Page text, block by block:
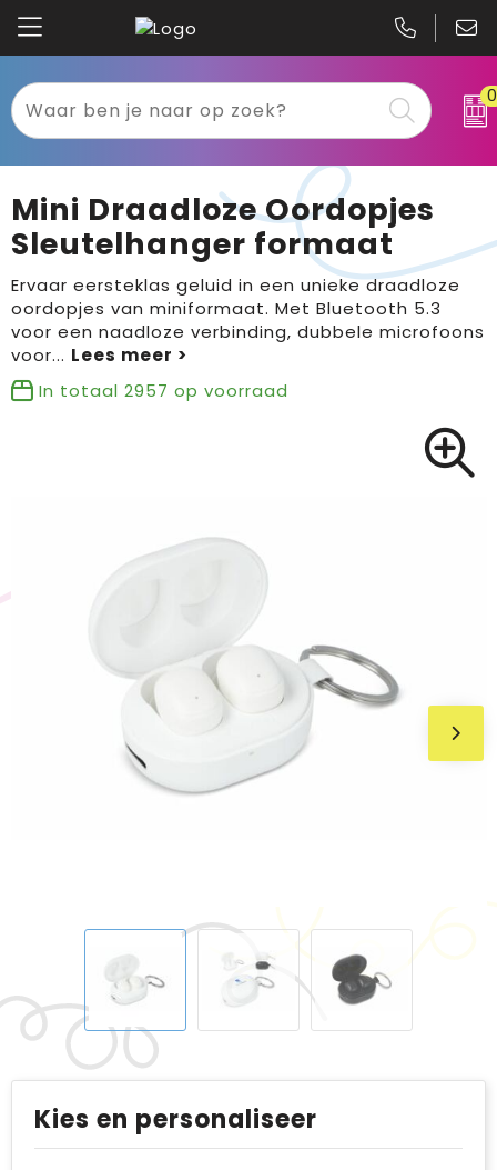
0
Textiel
Werkkleding
Sport
Tassen
Bloemen, planten en bomen
Kariban
B&C
Gildan
Clique
Printer
Mini Draadloze Oordopjes
Sleutelhanger formaat
Ervaar eersteklas geluid in een unieke draadloze
oordopjes van miniformaat. Met Bluetooth 5.3
voor een naadloze verbinding, dubbele microfoons
voor...
In totaal 2957 op voorraad
Kies en personaliseer